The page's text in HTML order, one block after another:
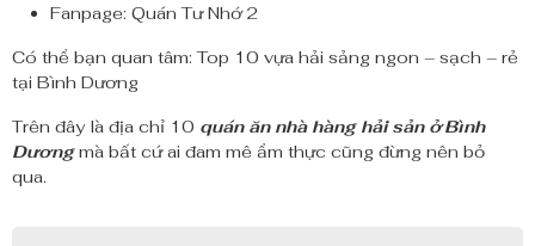
Fanpage: Quán Tư Nhớ 2
Có thể bạn quan tâm:Top 10 vựa hải sảng ngon – sạch – rẻ
tại Bình Dương
Trên đây là địa chỉ 10 quán ăn nhà hàng hải sản ở Bình
Dươngmà bất cứ ai đam mê ẩm thực cũng đừng nên bỏ
qua.